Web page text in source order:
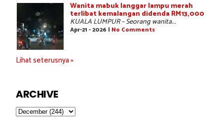
Wanita mabuk langgar lampu merah
terlibat kemalangan didenda RM13,000
KUALA LUMPUR – Seorang wanita...
Apr-21 - 2026 | No Comments
Lihat seterusnya »
ARCHIVE